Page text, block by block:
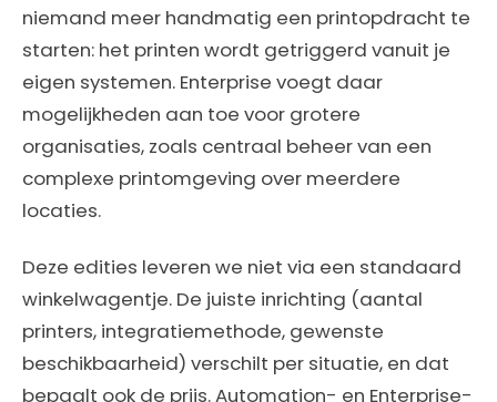
niemand meer handmatig een printopdracht te
starten: het printen wordt getriggerd vanuit je
eigen systemen. Enterprise voegt daar
mogelijkheden aan toe voor grotere
organisaties, zoals centraal beheer van een
complexe printomgeving over meerdere
locaties.
Deze edities leveren we niet via een standaard
winkelwagentje. De juiste inrichting (aantal
printers, integratiemethode, gewenste
beschikbaarheid) verschilt per situatie, en dat
bepaalt ook de prijs. Automation- en Enterprise-